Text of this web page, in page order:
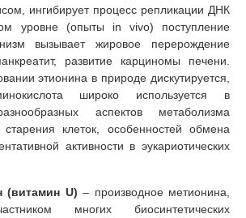
ингибирует процесс репликации ДНК
уровне (опыты in vivo) поступление
вызывает жировое перерождение
развитие карциномы печени.
этионина в природе дискутируется,
широко используется в
аспектов метаболизма
клеток, особенностей обмена
активности в эукариотических
(витамин U) – производное метионина,
многих биосинтетических